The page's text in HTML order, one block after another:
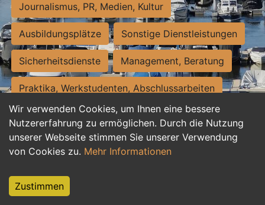
Wir verwenden Cookies, um Ihnen eine bessere
Nutzererfahrung zu ermöglichen. Durch die Nutzung
unserer Webseite stimmen Sie unserer Verwendung
von Cookies zu. Mehr Informationen
Zustimmen
Journalismus, PR, Medien, Kultur
Ausbildungsplätze Sonstige Dienstleistungen
Sicherheitsdienste Management, Beratung
Praktika, Werkstudenten, Abschlussarbeiten
Personalwesen Assistenz, Sekretariat
Hilfskräfte, Aushilfs- und Nebenjobs
Weiterbildung, Studium, duale Ausbildung